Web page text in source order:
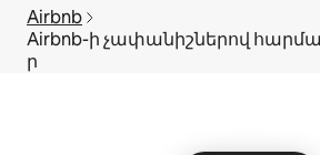
Airbnb
Airbnb-ի չափանիշներով
ր